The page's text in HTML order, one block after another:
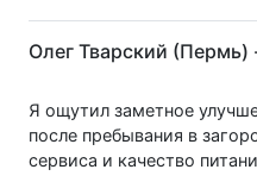
Олег Тварский (Пермь)
Я ощутил заметное
после пребывания в
сервиса и качество